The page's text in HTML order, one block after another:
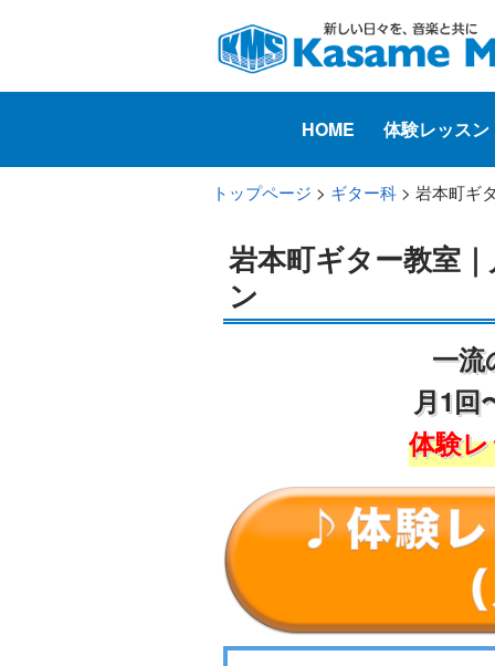
HOME 体験レッスン
トップページ > ギター科 > 岩本町ギ
岩本町ギター教室
ン
一
月1回
体験